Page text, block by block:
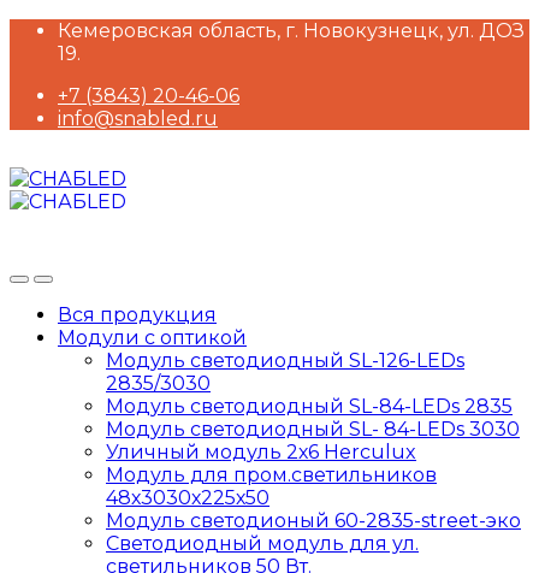
Skip
Skip
Кемеровская область, г. Новокузнецк, ул. ДОЗ
19.
+7 (3843) 20-46-06
info@snabled.ru
Вся продукция
Модули с оптикой
Модуль светодиодный SL-126-LEDs
2835/3030
Модуль светодиодный SL-84-LEDs 2835
Модуль светодиодный SL- 84-LEDs 3030
Уличный модуль 2х6 Herculux
Модуль для пром.светильников
48х3030х225х50
Модуль светодионый 60-2835-street-эко
Светодиодный модуль для ул.
светильников 50 Вт.